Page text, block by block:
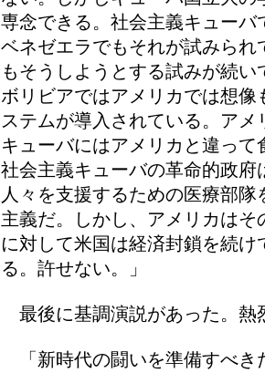
専念できる。社会主義キュー
ベネゼエラでもそれが試みら
もそうしようとする試みが続
ボリビアではアメリカでは想
ステムが導入されている。ア
キューバにはアメリカと違っ
社会主義キューバの革命的政
人々を支援するための医療部
主義だ。しかし、アメリカは
に対して米国は経済封鎖を続
る。許せない。」
最後に基調演説があった。熱
「新時代の闘いを準備すべき